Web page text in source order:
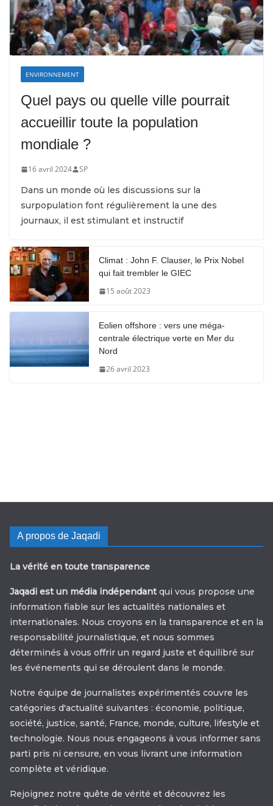
ENVIRONNEMENT
Quel pays ou quelle ville pourrait
accueillir toute la population
mondiale ?
16 avril 2024 SP
Dans un monde où les discussions sur la
surpopulation font régulièrement la une des
journaux, il est stimulant et instructif
Climat : John F. Clauser, le Prix Nobel
qui fait trembler le GIEC
15 août 2023
Eolien offshore : vers une méga-
centrale électrique verte en Mer du
Nord
26 avril 2023
A propos de Jaqadi
La vérité en toute transparence
Jaqadi est un média indépendant qui vous propose une
information fiable sur les actualités nationales et
internationales. Nous croyons en la transparence et en la
responsabilité journalistique, et nous sommes
déterminés à vous offrir un regard juste et équilibré sur
les événements qui se déroulent dans le monde.
Notre équipe de journalistes expérimentés couvre les
catégories d'actualité suivantes : économie, politique,
société, justice, santé, France, monde, culture, lifestyle et
technologie. Nous nous engageons à vous informer sans
parti pris ni censure, en vous livrant une information
complète et véridique.
Rejoignez notre quête de vérité et découvrez les